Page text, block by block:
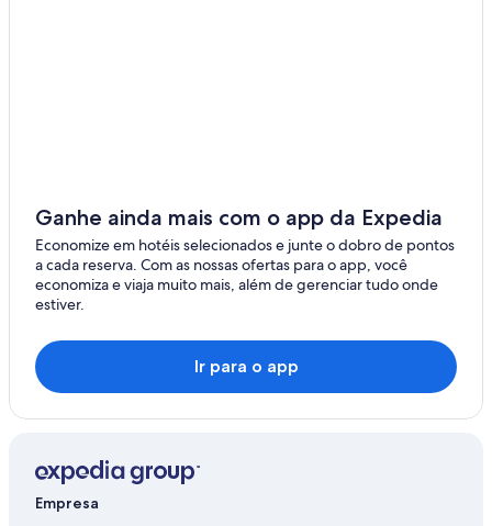
Ganhe ainda mais com o app da Expedia
Economize em hotéis selecionados e junte o dobro de pontos
a cada reserva. Com as nossas ofertas para o app, você
economiza e viaja muito mais, além de gerenciar tudo onde
estiver.
Ir para o app
Empresa